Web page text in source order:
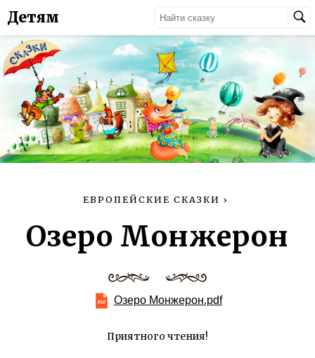
Детям
ЕВРОПЕЙСКИЕ СКАЗКИ ›
Озеро Монжерон
Озеро Монжерон.pdf
Приятного чтения!